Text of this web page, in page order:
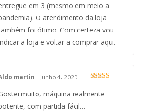
em 3 (mesmo em meio a
O atendimento da loja
foi ótimo. Com certeza vou
a loja e voltar a comprar aqui.
de 5
martin – junho 4, 2020
muito, máquina realmente
com partida fácil…